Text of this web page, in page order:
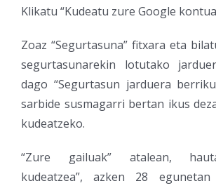
Klikatu “Kudeatu zure Google
Zoaz “Segurtasuna” fitxara eta
segurtasunarekin lotutako
dago “Segurtasun jarduera
sarbide susmagarri bertan ikus
kudeatzeko.
“Zure gailuak” atalean,
kudeatzea”, azken 28